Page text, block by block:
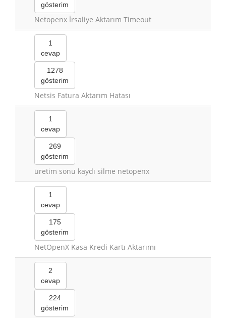
gösterim
Netopenx İrsaliye Aktarım Timeout
1
cevap
1278
gösterim
Netsis Fatura Aktarım Hatası
1
cevap
269
gösterim
üretim sonu kaydı silme netopenx
1
cevap
175
gösterim
NetOpenX Kasa Kredi Kartı Aktarımı
2
cevap
224
gösterim